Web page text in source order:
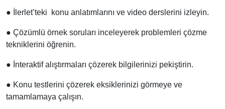
● İlerlet’teki konu anlatımlarını ve video derslerini izleyin.
● Çözümlü örnek soruları inceleyerek problemleri çözme
tekniklerini öğrenin.
● İnteraktif alıştırmaları çözerek bilgilerinizi pekiştirin.
● Konu testlerini çözerek eksiklerinizi görmeye ve
tamamlamaya çalışın.